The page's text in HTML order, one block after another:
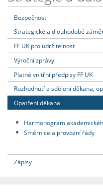
Bezpečnost
Strategické a dlouhodobé
FF UK pro udržitelnost
Výroční zprávy
Platné vnitřní předpisy FF UK
Rozhodnutí a sdělení děkana,
Opatření děkana
Harmonogram
Směrnice a provozní řády
Zápisy